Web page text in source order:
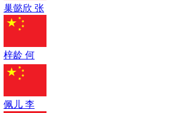
巢懿欣 张
梓龄 何
佩儿 李